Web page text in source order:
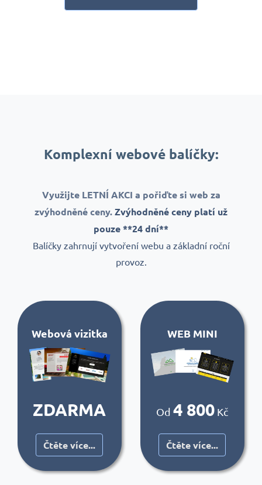
Komplexní webové balíčky:
Využijte LETNÍ AKCI a pořiďte si web za
zvýhodněné ceny.Zvýhodněné ceny platí už
pouze **24 dní**
Balíčky zahrnují vytvoření webu a základní roční
provoz.
Webová vizitka
ZDARMA
Čtěte více...
WEB MINI
Od4 800 Kč
Čtěte více...